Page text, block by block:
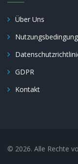
Über Uns
GDPR
Kontakt
© 2026. Alle Rechte